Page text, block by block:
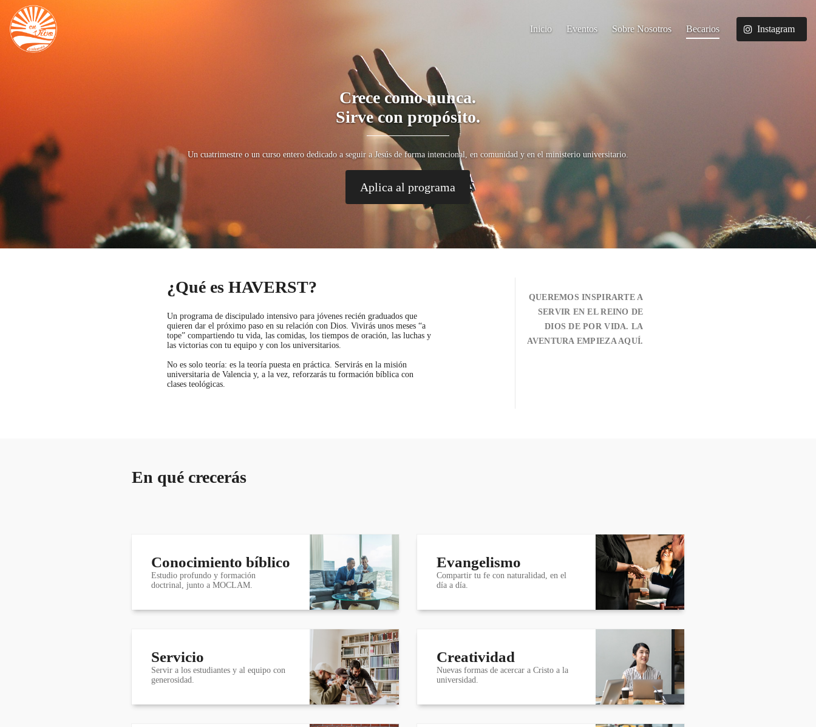
Inicio Eventos Sobre Nosotros Becarios Instagram
Crece como nunca.
Sirve con propósito.
Un cuatrimestre o un curso entero dedicado a seguir a Jesús de forma intencional, en comunidad y en el ministerio universitario.
Aplica al programa
¿Qué es HAVERST?
Un programa de discipulado intensivo para jóvenes recién graduados que
quieren dar el próximo paso en su relación con Dios. Vivirás unos meses “a
tope” compartiendo tu vida, las comidas, los tiempos de oración, las luchas y
las victorias con tu equipo y con los universitarios.
No es solo teoría: es la teoría puesta en práctica. Servirás en la misión
universitaria de Valencia y, a la vez, reforzarás tu formación bíblica con
clases teológicas.
QUEREMOS INSPIRARTE A
SERVIR EN EL REINO DE
DIOS DE POR VIDA. LA
AVENTURA EMPIEZA AQUÍ.
En qué crecerás
Conocimiento bíblico
Estudio profundo y formación
doctrinal, junto a MOCLAM.
Evangelismo
Compartir tu fe con naturalidad, en el
día a día.
Servicio
Servir a los estudiantes y al equipo con
generosidad.
Creatividad
Nuevas formas de acercar a Cristo a la
universidad.